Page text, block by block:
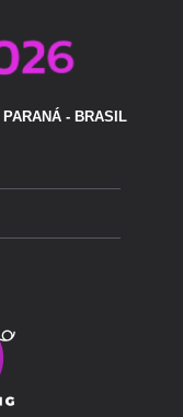
- BRASIL